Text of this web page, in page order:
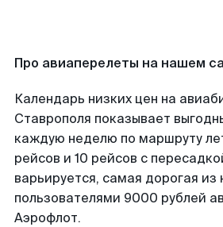
Про авиаперелеты на нашем
Календарь низких цен на
Ставрополя показывает
каждую неделю по маршруту
рейсов и 10 рейсов с
варьируется, самая дорогая из
пользователями 9000 рублей
Аэрофлот.